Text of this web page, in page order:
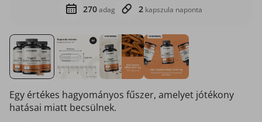
270adag 2 kapszula naponta
Egy értékes hagyományos fűszer, amelyet jótékony
hatásai miatt becsülnek.